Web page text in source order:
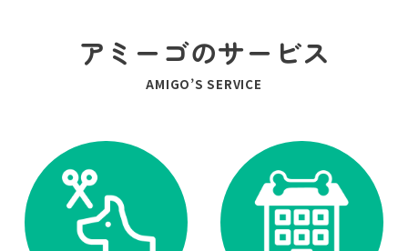
アミーゴのサービス
AMIGO’S SERVICE